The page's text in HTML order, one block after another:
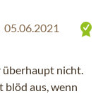
05.06.2021
überhaupt nicht.
blöd aus, wenn